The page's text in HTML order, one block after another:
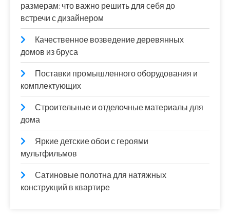
размерам: что важно решить для себя до
встречи с дизайнером
Качественное возведение деревянных
домов из бруса
Поставки промышленного оборудования и
комплектующих
Строительные и отделочные материалы для
дома
Яркие детские обои с героями
мультфильмов
Сатиновые полотна для натяжных
конструкций в квартире